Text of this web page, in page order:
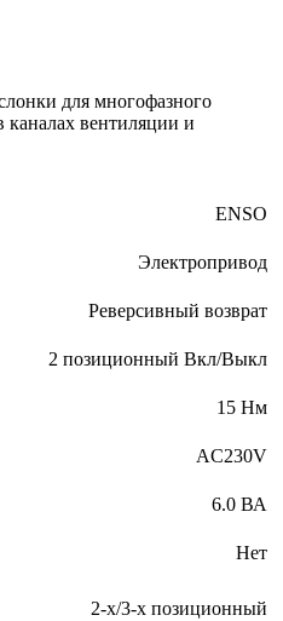
для многофазного
каналах вентиляции и
ENSO
Электропривод
Реверсивный возврат
2 позиционный Вкл/Выкл
15 Нм
AC230V
6.0 ВА
Нет
2-х/3-х позиционный